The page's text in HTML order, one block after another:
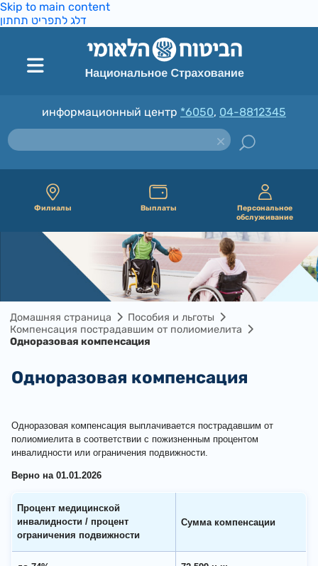
Skip to main content
דלג לתפריט תחתון
информационный центр *6050, 04-8812345
Филиалы Выплаты
Персональное
обслуживание
Домашняя страница
Пособия и льготы
Компенсация пострадавшим от полиомиелита
Одноразовая компенсация
Одноразовая компенсация
Одноразовая компенсация выплачивается пострадавшим от
полиомиелита в соответствии с пожизненным процентом
инвалидности или ограничения подвижности.
Верно на 01.01.2026
Сумма компенсации
Процент медицинской
инвалидности / процент
ограничения подвижности